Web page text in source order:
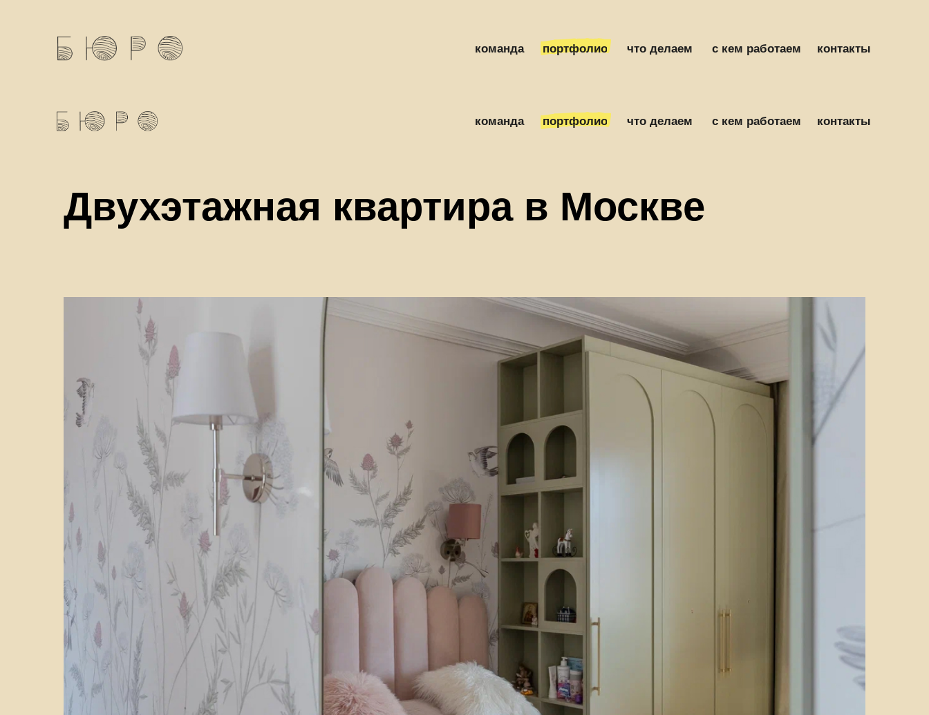
контакты
команда что делаем с кем работаем
портфолио
контакты
портфолио
команда что делаем с кем работаем
Дом доступен к бронированию на сайте парка Никола Ленивец
Двухэтажная квартира в Москве
Фото: Максим Черепано